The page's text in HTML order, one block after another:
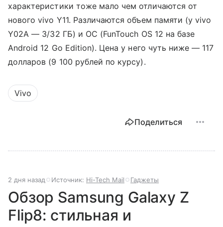
характеристики тоже мало чем отличаются от
нового vivo Y11. Различаются объем памяти (уvivo
Y02A— 3/32 ГБ) и ОС (FunTouch OS 12 на базе
Android 12 Go Edition). Цена у него чуть ниже— 117
долларов (9 100 рублей по курсу).
Vivo
Поделиться
2 дня назад Источник: Hi-Tech Mail Гаджеты
Обзор Samsung Galaxy Z
Flip8: стильная и